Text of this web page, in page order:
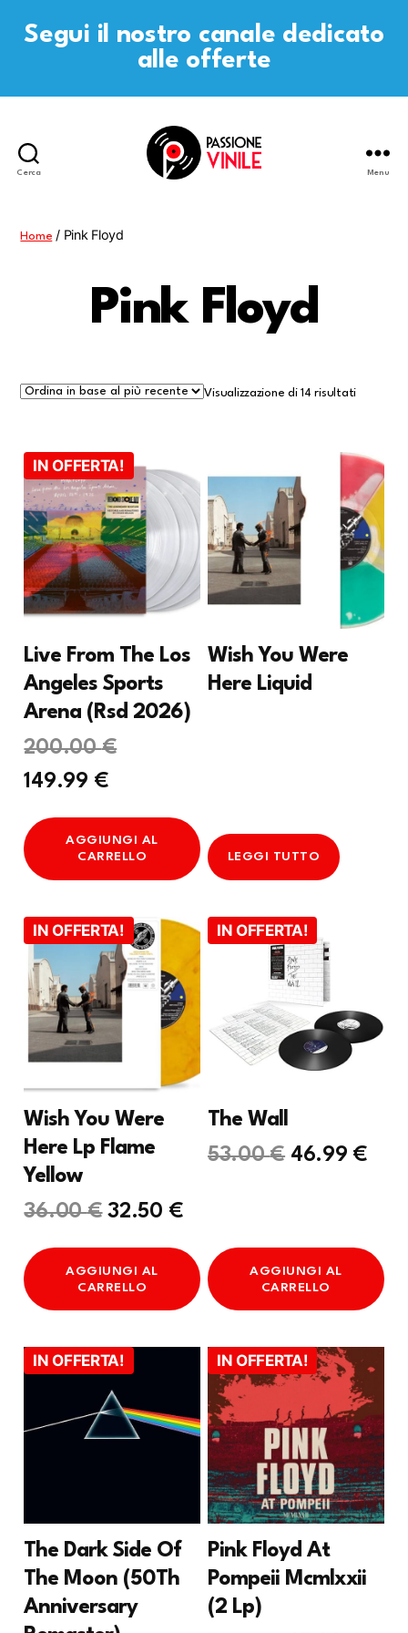
Segui il nostro canale dedicato
alle offerte
Cerca Menu
Home / Pink Floyd
Pink Floyd
Visualizzazione di 14 risultati
IN OFFERTA!
Live From The Los
Angeles Sports
Arena (Rsd 2026)
200.00€Il
originale
era:
200.00 €.
149.99 €Il
prezzo
attuale
è:
149.99 €.
AGGIUNGI AL
CARRELLO
Wish You Were
Here Liquid
LEGGI TUTTO
IN OFFERTA!
Wish You Were
Here Lp Flame
Yellow
36.00€ Il
prezzo
originale
era:
36.00 €.
32.50 €Il
prezzo
attuale
è:
32.50 €.
AGGIUNGI AL
CARRELLO
IN OFFERTA!
The Wall
53.00€ Il
53.00 €.
46.99 €
è:
AGGIUNGI AL
CARRELLO
IN OFFERTA!
The Dark Side Of
The Moon (50Th
Anniversary
IN OFFERTA!
Pink Floyd At
Pompeii Mcmlxxii
(2 Lp)